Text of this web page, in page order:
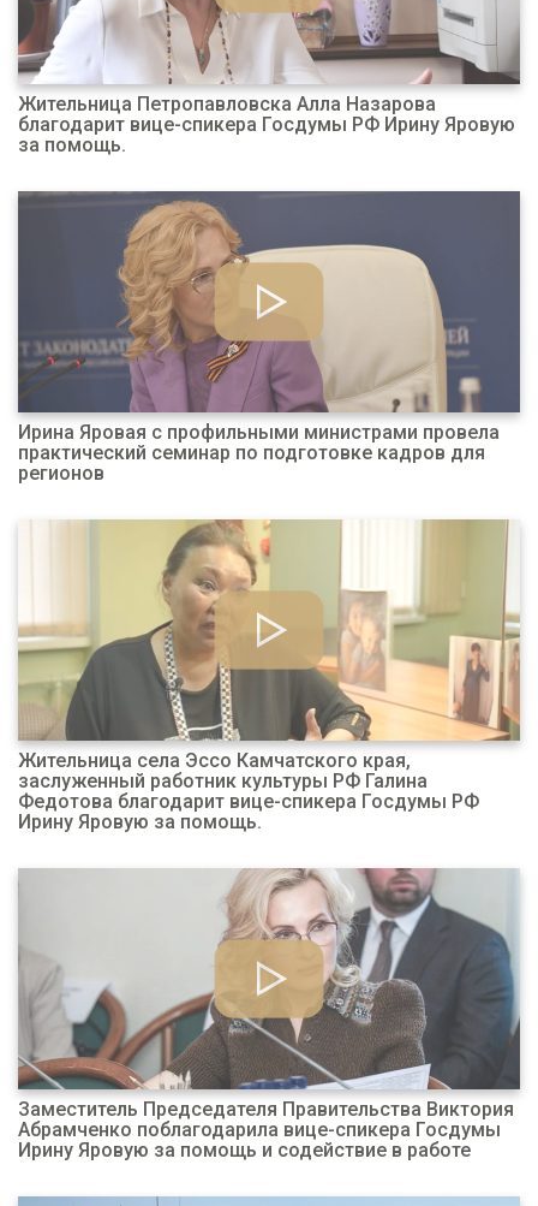
Жительница Петропавловска Алла Назарова
благодарит вице-спикера Госдумы РФ Ирину Яровую
за помощь.
Ирина Яровая с профильными министрами провела
практический семинар по подготовке кадров для
регионов
Жительница села Эссо Камчатского края,
заслуженный работник культуры РФ Галина
Федотова благодарит вице-спикера Госдумы РФ
Ирину Яровую за помощь.
Заместитель Председателя Правительства Виктория
Абрамченко поблагодарила вице-спикера Госдумы
Ирину Яровую за помощь и содействие в работе